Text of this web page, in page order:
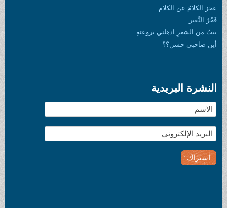
عجز الكلامُ عن الكلام
فَجْرُ النَّفير
بيتٌ من الشعرِ اذهلني بروعتهِ
أين صاحبي حسن؟؟
النشرة البريدية